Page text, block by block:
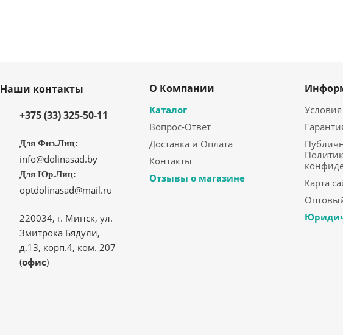
Наши контакты
+375 (33) 325-50-11
Для Физ.Лиц:
info@dolinasad.by
Для Юр.Лиц:
optdolinasad@mail.ru
220034, г. Минск, ул.
Змитрока Бядули,
д.13, корп.4, ком. 207
(офис)
О Компании
Каталог
Вопрос-Ответ
Доставка и Оплата
Контакты
Отзывы о магазине
Карта